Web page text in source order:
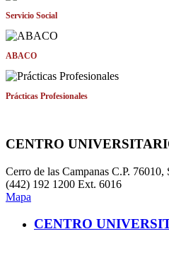
Servicio Social
ABACO
Prácticas Profesionales
CENTRO
Cerro de las Campanas C.P.
(442) 192 1200 Ext. 6016
Mapa
CENTRO